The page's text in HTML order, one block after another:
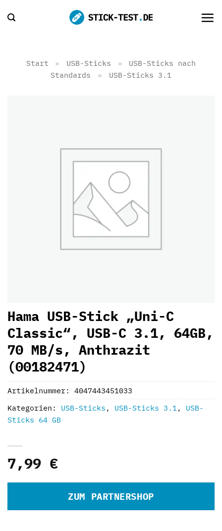
Inhalt
Start » USB-Sticks »
USB-Sticks nach
Standards
» USB-Sticks 3.1
Hama USB-Stick „Uni-C
Classic“, USB-C 3.1, 64GB,
70 MB/s, Anthrazit
(00182471)
7,99 €
ZUM PARTNERSHOP
Artikelnummer: 4047443451033
Kategorien: USB-Sticks , USB-Sticks 3.1, USB-
Sticks 64 GB